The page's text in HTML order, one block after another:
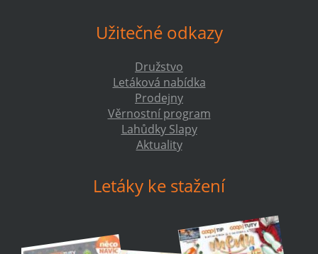
Užitečné odkazy
Družstvo
Letáková nabídka
Prodejny
Věrnostní program
Lahůdky Slapy
Aktuality
Letáky ke stažení